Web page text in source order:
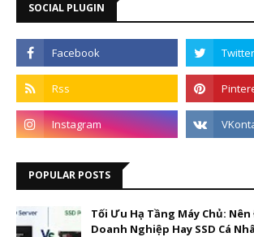
SOCIAL PLUGIN
POPULAR POSTS
Tối Ưu Hạ Tầng Máy Chủ: Nên
Doanh Nghiệp Hay SSD Cá